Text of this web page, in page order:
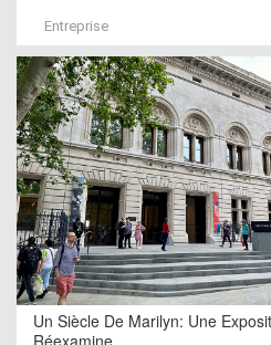
Entreprise
Un Siècle De Marilyn: Une